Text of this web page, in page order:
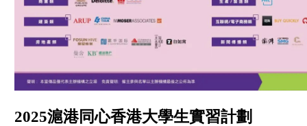
2025滬港同心香港大學生實習計劃